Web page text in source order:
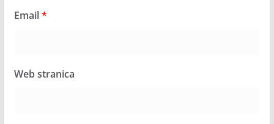
Email*
Web stranica